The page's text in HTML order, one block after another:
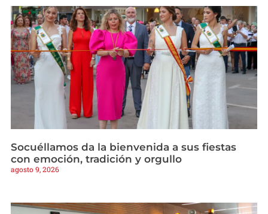
Socuéllamos da la bienvenida a sus fiestas
con emoción, tradición y orgullo
agosto 9, 2026